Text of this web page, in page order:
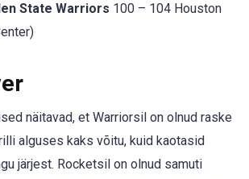
State Warriors 100 – 104 Houston
näitavad, et Warriorsil on olnud raske
alguses kaks võitu, kuid kaotasid
järjest. Rocketsil on olnud samuti